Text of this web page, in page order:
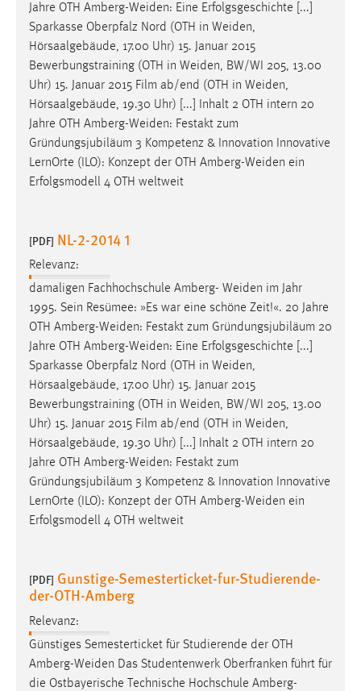
Jahre OTH Amberg-Weiden: Eine Erfolgsgeschichte [...]
Sparkasse Oberpfalz Nord (OTH in Weiden,
Hörsaalgebäude, 17.00 Uhr) 15. Januar 2015
Bewerbungstraining (OTH in Weiden, BW/WI 205, 13.00
Uhr) 15. Januar 2015 Film ab/end (OTH in Weiden,
Hörsaalgebäude, 19.30 Uhr) [...] Inhalt 2 OTH intern 20
Jahre OTH Amberg-Weiden: Festakt zum
Gründungsjubiläum 3 Kompetenz & Innovation Innovative
LernOrte (ILO): Konzept der OTH Amberg-Weiden ein
Erfolgsmodell 4 OTH weltweit
[PDF] NL-2-2014 1
Relevanz:
damaligen Fachhochschule Amberg- Weiden im Jahr
1995. Sein Resümee: »Es war eine schöne Zeit!«. 20 Jahre
OTH Amberg-Weiden: Festakt zum Gründungsjubiläum 20
Jahre OTH Amberg-Weiden: Eine Erfolgsgeschichte [...]
Sparkasse Oberpfalz Nord (OTH in Weiden,
Hörsaalgebäude, 17.00 Uhr) 15. Januar 2015
Bewerbungstraining (OTH in Weiden, BW/WI 205, 13.00
Uhr) 15. Januar 2015 Film ab/end (OTH in Weiden,
Hörsaalgebäude, 19.30 Uhr) [...] Inhalt 2 OTH intern 20
Jahre OTH Amberg-Weiden: Festakt zum
Gründungsjubiläum 3 Kompetenz & Innovation Innovative
LernOrte (ILO): Konzept der OTH Amberg-Weiden ein
Erfolgsmodell 4 OTH weltweit
[PDF] Gunstige-Semesterticket-fur-Studierende-
der-OTH-Amberg
Relevanz:
Günstiges Semesterticket für Studierende der OTH
Amberg-Weiden Das Studentenwerk Oberfranken führt für
die Ostbayerische Technische Hochschule Amberg-
EXTERNE MEDIEN
Um Inhalte von Videoplattformen und Social Media
Plattformen anzeigen zu können, werden von diesen
externen Medien Cookies gesetzt.
YouTube
Vimeo